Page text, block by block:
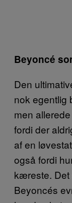
Beyoncé
Den
nok egentlig
men
fordi der
af en
også fordi
kæreste. Det
Beyoncés